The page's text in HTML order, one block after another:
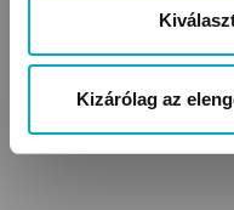
Kizárólag az
Fürdőköpenyek,